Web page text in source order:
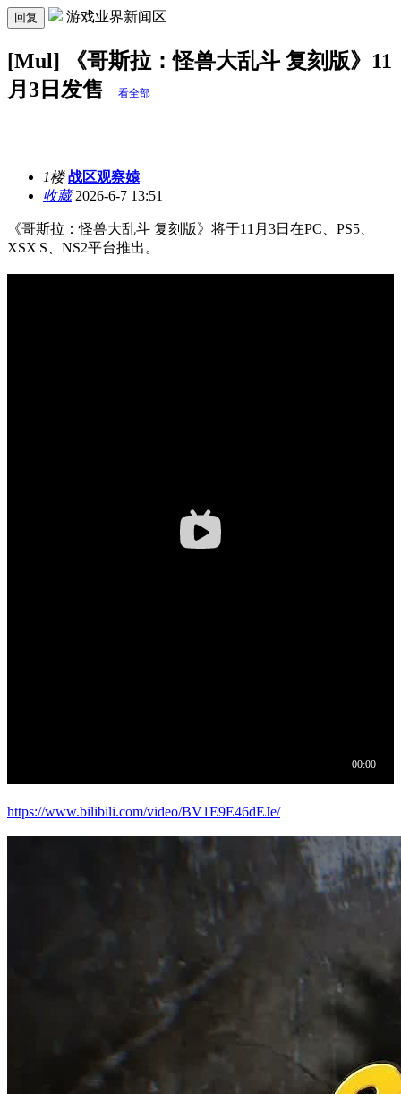
回复 游戏业界新闻区
[Mul] 《哥斯拉：怪兽大乱斗 复刻版》11
月3日发售
看全部
1楼 战区观察媴
收藏2026-6-7 13:51
《哥斯拉：怪兽大乱斗 复刻版》将于11月3日在PC、PS5、
XSX|S、NS2平台推出。
https://www.bilibili.com/video/BV1E9E46dEJe/